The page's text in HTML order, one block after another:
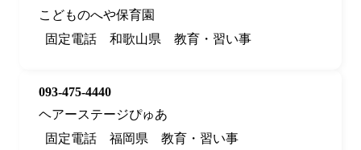
こどものへや保育園
固定電話
和歌山県 教育・習い事
093-475-4440
ヘアーステージぴゅあ
固定電話
福岡県 教育・習い事